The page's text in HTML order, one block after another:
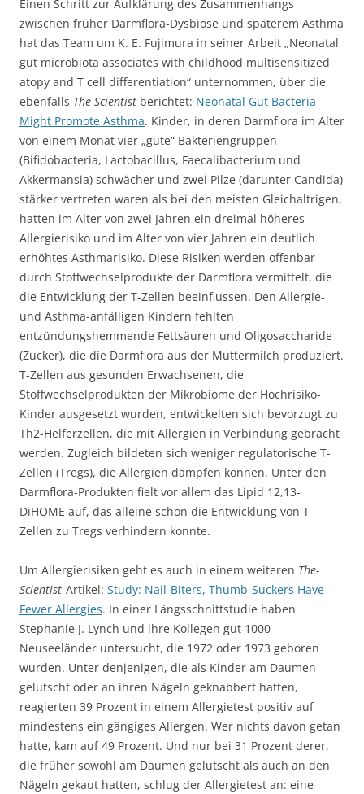
Einen Schritt zur Aufklärung des Zusammenhangs
zwischen früher Darmflora-Dysbiose und späterem Asthma
hat das Team um K. E. Fujimura in seiner Arbeit „Neonatal
gut microbiota associates with childhood multisensitized
atopy and T cell differentiation“ unternommen, über die
ebenfalls The Scientist berichtet: Neonatal Gut Bacteria
Might Promote Asthma. Kinder, in deren Darmflora im Alter
von einem Monat vier „gute“ Bakteriengruppen
(Bifidobacteria, Lactobacillus, Faecalibacterium und
Akkermansia) schwächer und zwei Pilze (darunter Candida)
stärker vertreten waren als bei den meisten Gleichaltrigen,
hatten im Alter von zwei Jahren ein dreimal höheres
Allergierisiko und im Alter von vier Jahren ein deutlich
erhöhtes Asthmarisiko. Diese Risiken werden offenbar
durch Stoffwechselprodukte der Darmflora vermittelt, die
die Entwicklung der T-Zellen beeinflussen. Den Allergie-
und Asthma-anfälligen Kindern fehlten
entzündungshemmende Fettsäuren und Oligosaccharide
(Zucker), die die Darmflora aus der Muttermilch produziert.
T-Zellen aus gesunden Erwachsenen, die
Stoffwechselprodukten der Mikrobiome der Hochrisiko-
Kinder ausgesetzt wurden, entwickelten sich bevorzugt zu
Th2-Helferzellen, die mit Allergien in Verbindung gebracht
werden. Zugleich bildeten sich weniger regulatorische T-
Zellen (Tregs), die Allergien dämpfen können. Unter den
Darmflora-Produkten fielt vor allem das Lipid 12,13-
DiHOME auf, das alleine schon die Entwicklung von T-
Zellen zu Tregs verhindern konnte.
Um Allergierisiken geht es auch in einem weiteren The-
Scientist-Artikel: Study: Nail-Biters, Thumb-Suckers Have
Fewer Allergies. In einer Längsschnittstudie haben
Stephanie J. Lynch und ihre Kollegen gut 1000
Neuseeländer untersucht, die 1972 oder 1973 geboren
wurden. Unter denjenigen, die als Kinder am Daumen
gelutscht oder an ihren Nägeln geknabbert hatten,
reagierten 39 Prozent in einem Allergietest positiv auf
mindestens ein gängiges Allergen. Wer nichts davon getan
hatte, kam auf 49 Prozent. Und nur bei 31 Prozent derer,
die früher sowohl am Daumen gelutscht als auch an den
Nägeln gekaut hatten, schlug der Allergietest an: eine